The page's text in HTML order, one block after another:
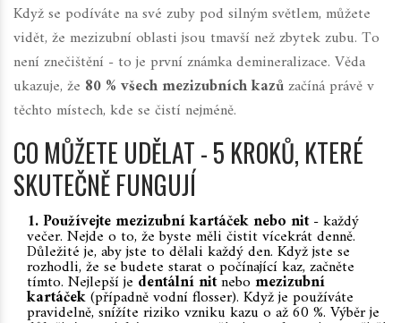
Když se podíváte na své zuby pod silným světlem, můžete
vidět, že mezizubní oblasti jsou tmavší než zbytek zubu. To
není znečištění - to je první známka demineralizace. Věda
ukazuje, že 80 % všech mezizubních kazůzačíná právě v
těchto místech, kde se čistí nejméně.
CO MŮŽETE UDĚLAT - 5 KROKŮ, KTERÉ
SKUTEČNĚ FUNGUJÍ
1. Používejte mezizubní kartáček nebo nit- každý
večer. Nejde o to, že byste měli čistit vícekrát denně.
Důležité je, aby jste to dělalikaždý den. Když jste se
rozhodli, že se budete starat o počínající kaz, začněte
tímto. Nejlepší je dentální nitnebo mezizubní
kartáček(případně vodní flosser). Když je používáte
pravidelně, snížíte riziko vzniku kazu o až 60 %. Výběr je